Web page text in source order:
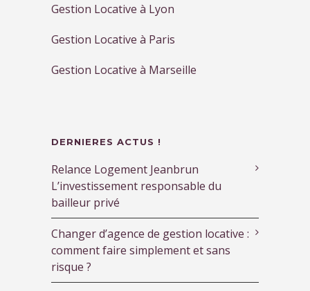
Gestion Locative à Lyon
Gestion Locative à Paris
Gestion Locative à Marseille
DERNIERES ACTUS !
Relance Logement Jeanbrun
L’investissement responsable du
bailleur privé
Changer d’agence de gestion locative :
comment faire simplement et sans
risque ?